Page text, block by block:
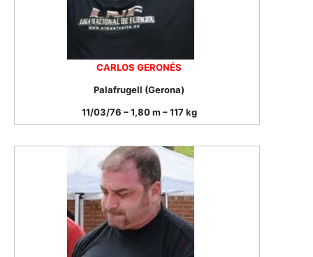
CARLOS GERONÉS
Palafrugell (Gerona)
11/03/76 – 1,80 m – 117 kg